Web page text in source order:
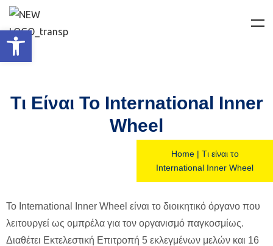
Tι Είναι Το International Inner
Wheel​
Home| Tι είναι το
International Inner Wheel​
To International Inner Wheel είναι το διοικητικό όργανο που
λειτουργεί ως ομπρέλα για τον οργανισμό παγκοσμίως.
Διαθέτει Εκτελεστική Επιτροπή 5 εκλεγμένων μελών και 16
Ανοίξτε τη γραμμή εργαλείων